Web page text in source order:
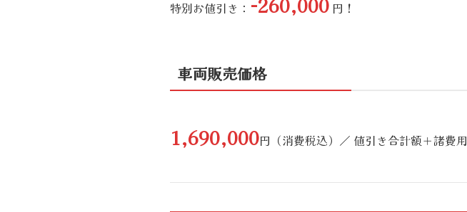
特別お値引き： 円！
車両販売価格
1,690,000円（消費税込）／ 値引き合計額＋諸費用